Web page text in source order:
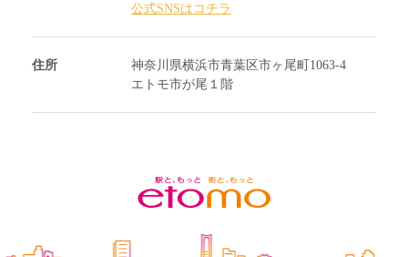
公式SNSはコチラ
住所
神奈川県横浜市青葉区市ヶ尾町1063‐4
エトモ市が尾１階